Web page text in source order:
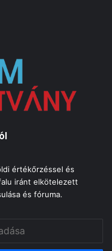
értékőrzéssel és
iránt elkötelezett
és fóruma.